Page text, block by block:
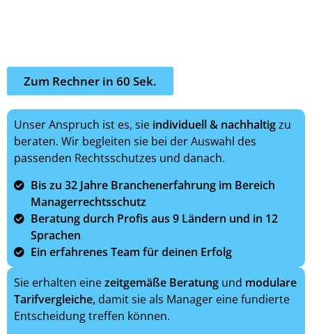
Zum Rechner in 60 Sek.
Unser Anspruch ist es, sie individuell& nachhaltigzu
beraten. Wir begleiten sie bei der Auswahl des
passenden Rechtsschutzes und danach.
Bis zu 32 Jahre Branchenerfahrung im Bereich
Managerrechtsschutz
Beratung durch Profis aus 9 Ländern und in 12
Sprachen
Ein erfahrenes Team für deinen Erfolg
Sie erhalten einezeitgemäße Beratung und modulare
Tarifvergleiche,damit sie als Manager eine fundierte
Entscheidung treffen können.